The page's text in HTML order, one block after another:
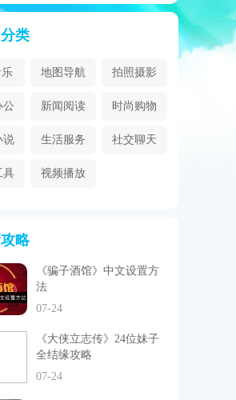
类
地图导航 拍照摄影
公 新闻阅读 时尚购物
说 生活服务 社交聊天
具 视频播放
略
《骗子酒馆》中文设置方
法
07-24
《大侠立志传》24位妹子
全结缘攻略
07-24